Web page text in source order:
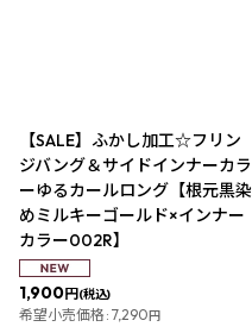
【SALE】ふかし加工☆フリン
ジバング＆サイドインナーカラ
ーゆるカールロング【根元黒染
めミルキーゴールド×インナー
カラー002R】
1,900円(税込)
希望小売価格 : 7,290円